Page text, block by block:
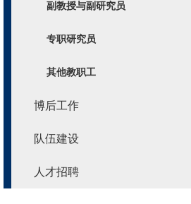
副教授与副研究员
专职研究员
其他教职工
博后工作
队伍建设
人才招聘